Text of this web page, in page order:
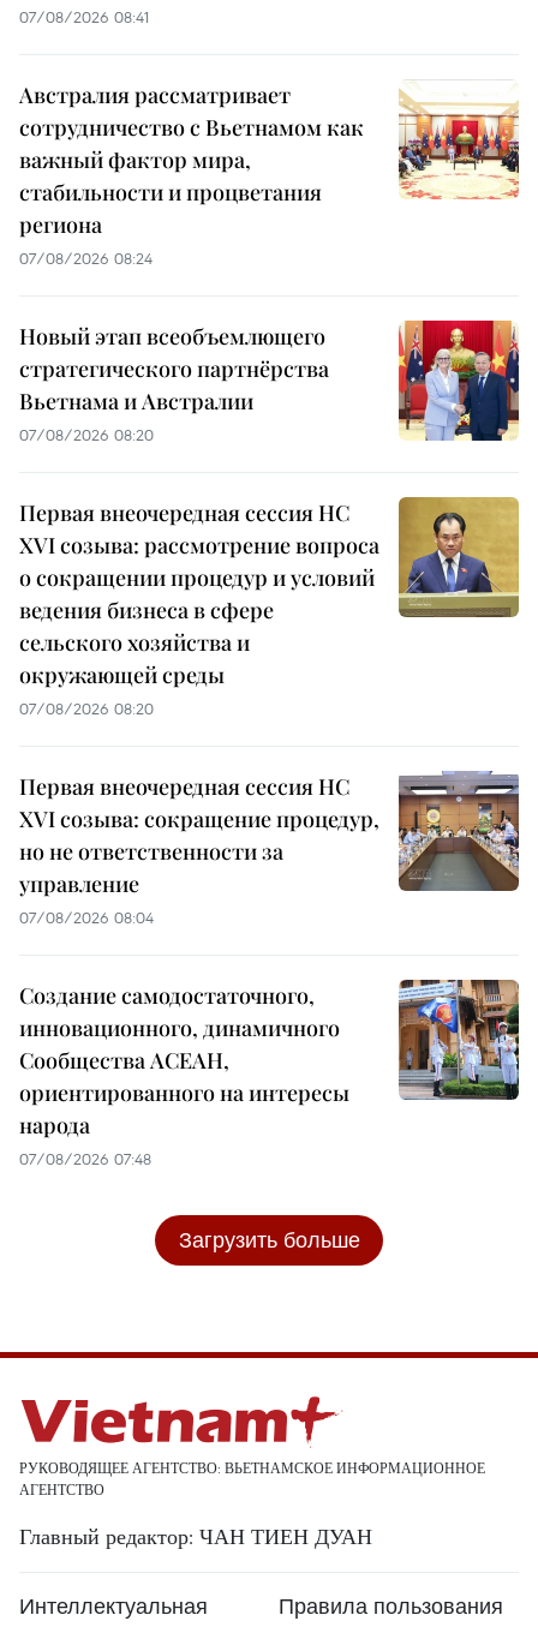
07/08/2026 08:41
Австралия рассматривает
сотрудничество с Вьетнамом как
важный фактор мира,
стабильности и процветания
региона
07/08/2026 08:24
Новый этап всеобъемлющего
стратегического партнёрства
Вьетнама и Австралии
07/08/2026 08:20
Первая внеочередная сессия НС
XVI созыва: рассмотрение вопроса
о сокращении процедур и условий
ведения бизнеса в сфере
сельского хозяйства и
окружающей среды
07/08/2026 08:20
Первая внеочередная сессия НС
XVI созыва: сокращение процедур,
но не ответственности за
управление
07/08/2026 08:04
Создание самодостаточного,
инновационного, динамичного
Сообщества АСЕАН,
ориентированного на интересы
народа
07/08/2026 07:48
Загрузить больше
РУКОВОДЯЩЕЕ АГЕНТСТВО: ВЬЕТНАМСКОЕ ИНФОРМАЦИОННОЕ
АГЕНТСТВО
Главный редактор: ЧАН ТИЕН ДУАН
Интеллектуальная
Правила пользования